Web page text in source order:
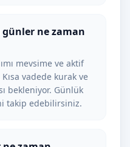
günler ne zaman
mevsime ve aktif
vadede kurak ve
bekleniyor. Günlük
takip edebilirsiniz.